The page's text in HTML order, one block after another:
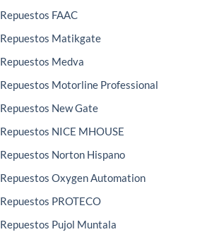
Repuestos FAAC
Repuestos Matikgate
Repuestos Medva
Repuestos Motorline Professional
Repuestos New Gate
Repuestos NICE MHOUSE
Repuestos Norton Hispano
Repuestos Oxygen Automation
Repuestos PROTECO
Repuestos Pujol Muntala